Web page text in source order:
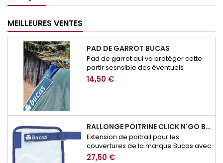
MEILLEURES VENTES
PAD DE GARROT BUCAS
Pad de garrot qui va protéger cette
partir sesnsible des éventuels
frottement de couverture.
14,50 €
RALLONGE POITRINE CLICK N'GO BUCAS
Extension de poitrail pour les
couvertures de la marque Bucas avec
système de fermeture Click n'Go
27,50 €